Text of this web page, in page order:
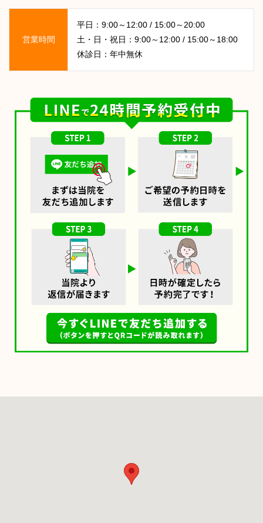
営業時間
平日：9:00～12:00 / 15:00～20:00
土・日・祝日：9:00～12:00 / 15:00～18:00
休診日：年中無休